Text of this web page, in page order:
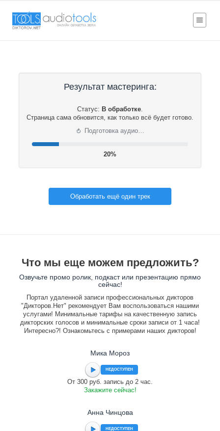
Результат мастеринга:
Статус: В обработке.
Страница сама обновится, как только всё будет готово.
⟳ Подготовка аудио…
20%
Обработать ещё один трек
Что мы еще можем предложить?
Озвучьте промо ролик, подкаст или презентацию прямо
сейчас!
Портал удаленной записи профессиональных дикторов
"Дикторов.Нет" рекомендует Вам воспользоваться нашими
услугами! Минимальные тарифы на качественную запись
дикторских голосов и минимальные сроки записи от 1 часа!
Интересно?! Ознакомьтесь с примерами наших дикторов!
Мика Мороз
НЕДОСТУПЕН
От 300 руб. запись до 2 час.
Закажите сейчас!
Анна Чинцова
НЕДОСТУПЕН